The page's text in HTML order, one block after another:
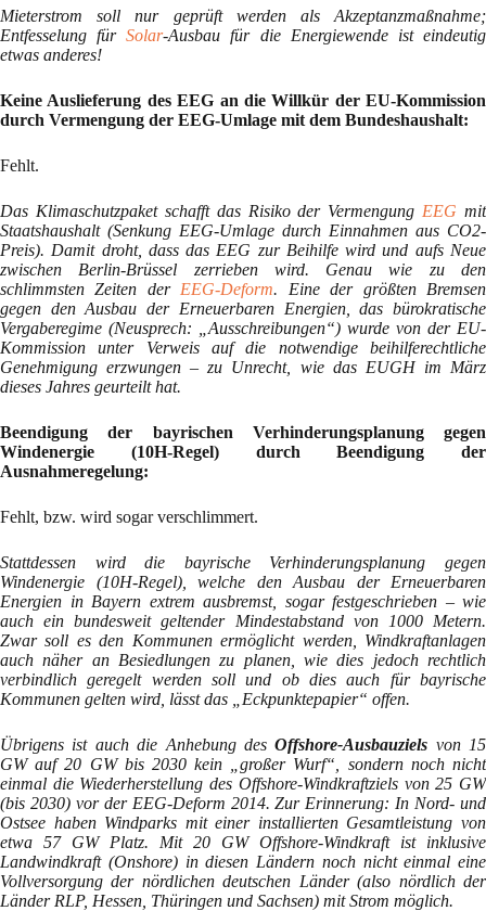
Mieterstrom soll nur geprüft werden als Akzeptanzmaßnahme;
Entfesselung fürSolar-Ausbau für die Energiewende ist eindeutig
etwas anderes!
Keine Auslieferung des EEG an die Willkür der EU-Kommission
durch Vermengung der EEG-Umlage mit dem Bundeshaushalt:
Fehlt.
Das Klimaschutzpaket schafft das Risiko der Vermengung EEG mit
Staatshaushalt (Senkung EEG-Umlage durch Einnahmen aus CO2-
Preis). Damit droht, dass das EEG zur Beihilfe wird und aufs Neue
zwischen Berlin-Brüssel zerrieben wird. Genau wie zu den
schlimmsten Zeiten der EEG-Deform. Eine der größten Bremsen
gegen den Ausbau der Erneuerbaren Energien, das bürokratische
Vergaberegime (Neusprech: „Ausschreibungen“) wurde von der EU-
Kommission unter Verweis auf die notwendige beihilferechtliche
Genehmigung erzwungen – zu Unrecht, wie das EUGH im März
dieses Jahres geurteilt hat.
Beendigung der bayrischen Verhinderungsplanung gegen
Windenergie (10H-Regel) durch Beendigung der
Ausnahmeregelung:
Fehlt, bzw. wird sogar verschlimmert.
Stattdessen wird die bayrische Verhinderungsplanung gegen
Windenergie (10H-Regel), welche den Ausbau der Erneuerbaren
Energien in Bayern extrem ausbremst, sogar festgeschrieben – wie
auch ein bundesweit geltender Mindestabstand von 1000 Metern.
Zwar soll es den Kommunen ermöglicht werden, Windkraftanlagen
auch näher an Besiedlungen zu planen, wie dies jedoch rechtlich
verbindlich geregelt werden soll und ob dies auch für bayrische
Kommunen gelten wird, lässt das „Eckpunktepapier“ offen.
Übrigens ist auch die Anhebung desOffshore-Ausbauziels von 15
GW auf 20 GW bis 2030 kein „großer Wurf“, sondern noch nicht
einmal die Wiederherstellung des Offshore-Windkraftziels von 25 GW
(bis 2030) vor der EEG-Deform 2014. Zur Erinnerung: In Nord- und
Ostsee haben Windparks mit einer installierten Gesamtleistung von
etwa 57 GW Platz. Mit 20 GW Offshore-Windkraft ist inklusive
Landwindkraft (Onshore) in diesen Ländern noch nicht einmal eine
Vollversorgung der nördlichen deutschen Länder (also nördlich der
Länder RLP, Hessen, Thüringen und Sachsen) mit Strom möglich.